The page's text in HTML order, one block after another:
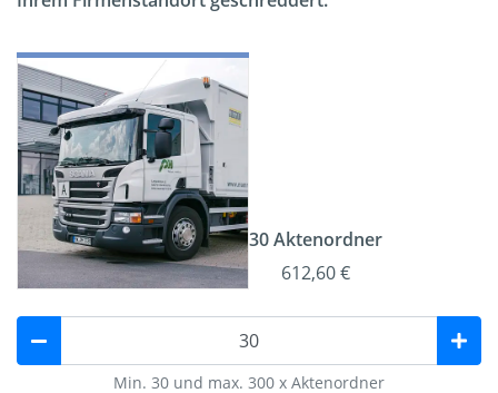
30 Aktenordner
612,60 €
Min. 30 und max. 300 x Aktenordner